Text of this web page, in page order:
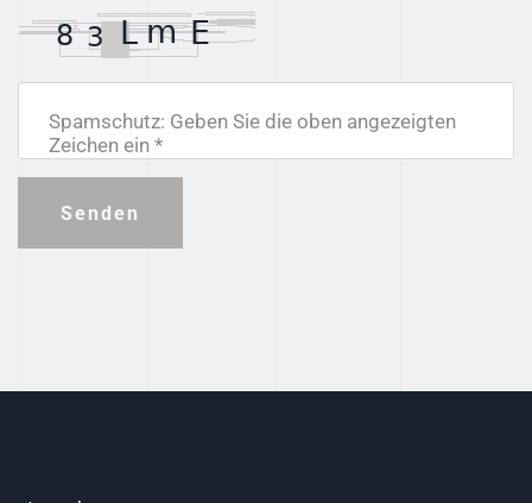
Spamschutz: Geben Sie die oben angezeigten
Zeichen ein *
Senden